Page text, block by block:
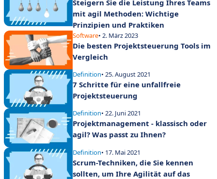
Steigern Sie die Leistung Ihres Teams
mit agil Methoden: Wichtige
Prinzipien und Praktiken
Software• 2. März 2023
Die besten Projektsteuerung Tools im
Vergleich
Definition• 25. August 2021
7 Schritte für eine unfallfreie
Projektsteuerung
Definition• 22. Juni 2021
Projektmanagement - klassisch oder
agil? Was passt zu Ihnen?
Definition• 17. Mai 2021
Scrum-Techniken, die Sie kennen
sollten, um Ihre Agilität auf das